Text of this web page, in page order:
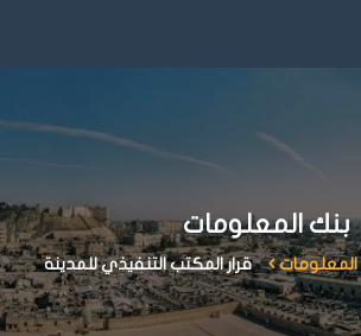
بنك المعلومات
المعلومات قرار المكتب التنفيذي للمدينة